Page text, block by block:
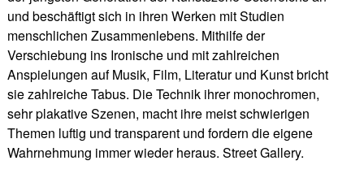
und beschäftigt sich in ihren Werken mit Studien
menschlichen Zusammenlebens. Mithilfe der
Verschiebung ins Ironische und mit zahlreichen
Anspielungen auf Musik, Film, Literatur und Kunst bricht
sie zahlreiche Tabus. Die Technik ihrer monochromen,
sehr plakative Szenen, macht ihre meist schwierigen
Themen luftig und transparent und fordern die eigene
Wahrnehmung immer wieder heraus. Street Gallery.